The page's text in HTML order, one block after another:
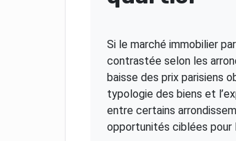
Si le marché immobilier
contrastée selon les
baisse des prix parisiens
typologie des biens et
entre certains
opportunités ciblées pour